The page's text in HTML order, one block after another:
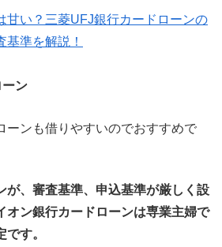
甘い？三菱UFJ銀行カードローンの
準を解説！
ン
ーンも借りやすいのでおすすめで
が、審査基準、申込基準が厳しく設
オン銀行カードローンは専業主婦で
す。